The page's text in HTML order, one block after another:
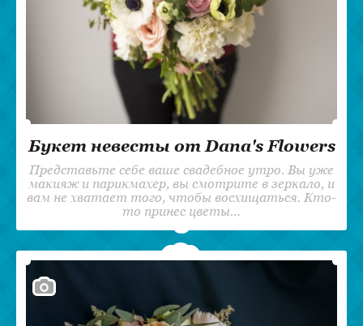
Букет невесты от Dana's Flowers
Представьте себе ваше свадебное утро. Вы уже
макияж и парикмахер, вы смотрите в зеркало, и
вам не хватает того, чтобы восхищаться. Кто-
то принес цветы…